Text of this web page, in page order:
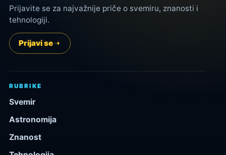
Prijavite se za najvažnije priče o svemiru, znanosti i
tehnologiji.
Prijavi se
RUBRIKE
Svemir
Astronomija
Znanost